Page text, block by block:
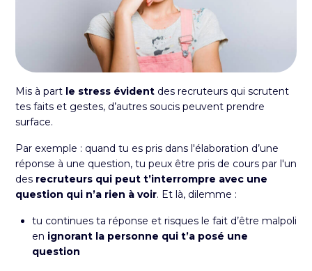
Mis à part le stress évident des recruteurs qui scrutent
tes faits et gestes, d’autres soucis peuvent prendre
surface.
Par exemple : quand tu es pris dans l'élaboration d’une
réponse à une question, tu peux être pris de cours par l'un
des recruteurs qui peut t’interrompre avec une
question qui n’a rien à voir. Et là, dilemme :
tu continues ta réponse et risques le fait d’être malpoli
en ignorant la personne qui t’a posé une
question